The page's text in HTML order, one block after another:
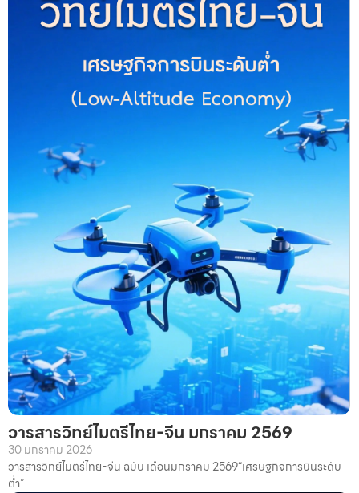
วารสารวิทย์ไมตรีไทย-จีน มกราคม 2569
30 มกราคม 2026
วารสารวิทย์ไมตรีไทย-จีน ฉบับ เดือนมกราคม 2569“เศรษฐกิจการบินระดับ
ต่ำ”